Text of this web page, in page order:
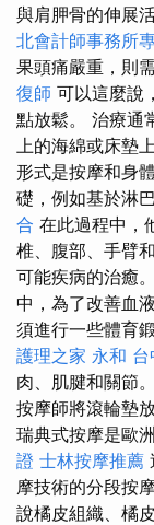
與肩胛骨的伸展
北會計師事務所
果頭痛嚴重，則
復師 可以這麼說
點放鬆。 治療通
上的海綿或床墊
形式是按摩和身
礎，例如基於淋
合 在此過程中，
椎、腹部、手臂
可能疾病的治癒。
中，為了改善血
須進行一些體育
護理之家 永和
肉、肌腱和關節。
按摩師將滾輪墊
瑞典式按摩是歐
證 士林按摩推薦
摩技術的分段按
說橘皮組織、橘